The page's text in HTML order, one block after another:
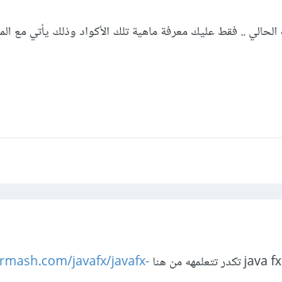
.. فقط عليك معرفة ماهية تلك الأكواد وذلك يأتي مع
javafx/javafx-